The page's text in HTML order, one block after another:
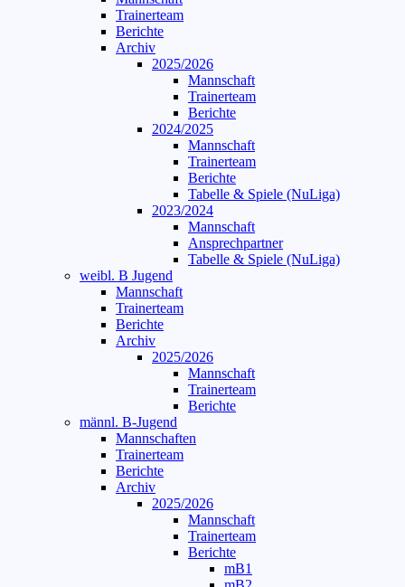
Trainerteam
Berichte
Archiv
2025/2026
Mannschaft
Trainerteam
Berichte
2024/2025
Mannschaft
Trainerteam
Berichte
Tabelle & Spiele (NuLiga)
2023/2024
Mannschaft
Ansprechpartner
Tabelle & Spiele (NuLiga)
weibl. B Jugend
Mannschaft
Trainerteam
Berichte
Archiv
2025/2026
Mannschaft
Trainerteam
Berichte
männl. B-Jugend
Mannschaften
Trainerteam
Berichte
Archiv
2025/2026
Mannschaft
Trainerteam
Berichte
mB1